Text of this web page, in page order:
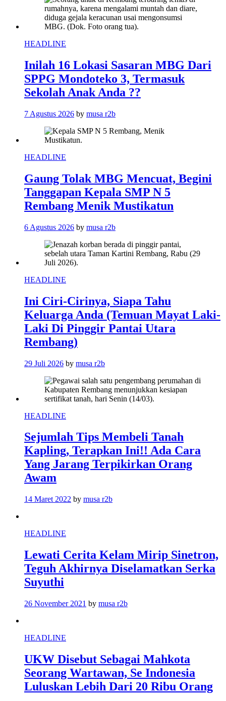
HEADLINE
Inilah 16 Lokasi Sasaran MBG Dari
SPPG Mondoteko 3, Termasuk
Sekolah Anak Anda ??
7 Agustus 2026 by musa r2b
HEADLINE
Gaung Tolak MBG Mencuat, Begini
Tanggapan Kepala SMP N 5
Rembang Menik Mustikatun
6 Agustus 2026 by musa r2b
HEADLINE
Ini Ciri-Cirinya, Siapa Tahu
Keluarga Anda (Temuan Mayat Laki-
Laki Di Pinggir Pantai Utara
Rembang)
29 Juli 2026 by musa r2b
HEADLINE
Sejumlah Tips Membeli Tanah
Kapling, Terapkan Ini!! Ada Cara
Yang Jarang Terpikirkan Orang
Awam
14 Maret 2022 by musa r2b
HEADLINE
Lewati Cerita Kelam Mirip Sinetron,
Teguh Akhirnya Diselamatkan Serka
Suyuthi
26 November 2021 by musa r2b
HEADLINE
UKW Disebut Sebagai Mahkota
Seorang Wartawan, Se Indonesia
Luluskan Lebih Dari 20 Ribu Orang